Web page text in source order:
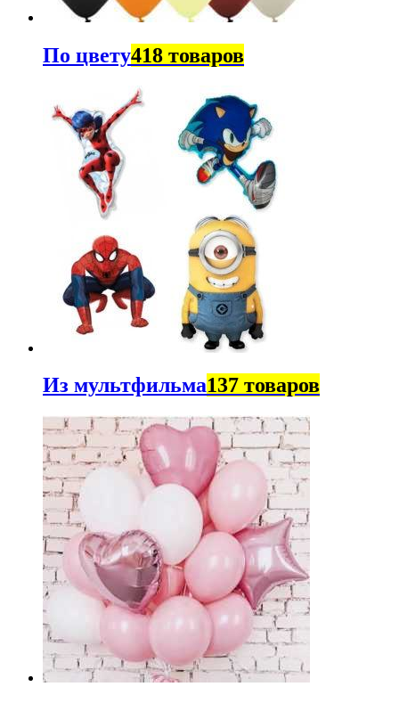
По цвету418 товаров
Из мультфильма137 товаров